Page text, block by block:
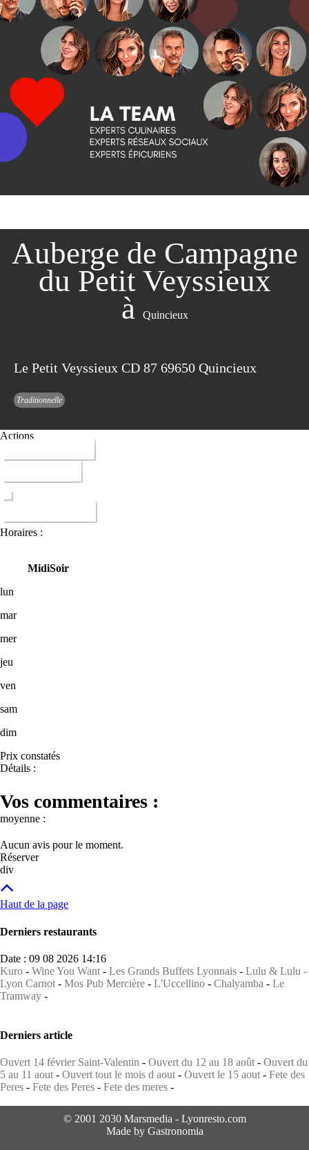
Auberge de Campagne
du Petit Veyssieux
à
Quincieux
Le Petit Veyssieux CD 87 69650 Quincieux
Traditionnelle
Actions
Horaires :
MidiSoir
lun
mar
mer
jeu
ven
sam
dim
Prix constatés
Détails :
Vos commentaires :
moyenne :
Aucun avis pour le moment.
Réserver
div
Haut de la page
Derniers restaurants
Date : 09 08 2026 14:16
Kuro - Wine You Want - Les Grands Buffets Lyonnais - Lulu & Lulu -
Lyon Carnot - Mos Pub Mercière - L'Uccellino - Chalyamba - Le
Tramway -
Derniers article
Ouvert 14 février Saint-Valentin - Ouvert du 12 au 18 août - Ouvert du
5 au 11 aout - Ouvert tout le mois d aout - Ouvert le 15 aout - Fete des
Peres - Fete des Peres - Fete des meres -
© 2001 2030 Marsmedia - Lyonresto.com
Made by Gastronomia